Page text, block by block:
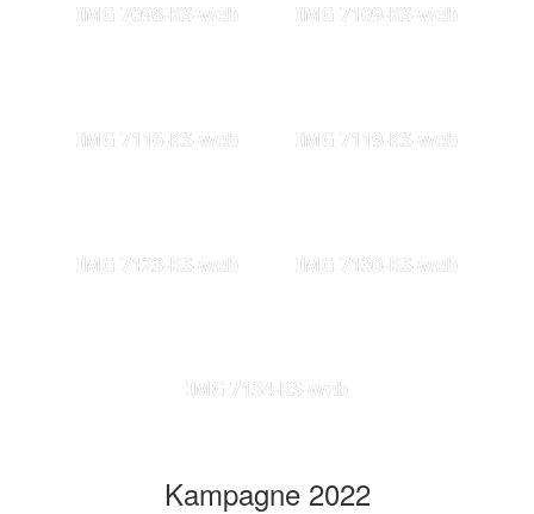
IMG 7098-KS-web IMG 7109-KS-web
IMG 7116-KS-web IMG 7119-KS-web
IMG 7123-KS-web IMG 7130-KS-web
IMG 7134-KS-web
Kampagne 2022